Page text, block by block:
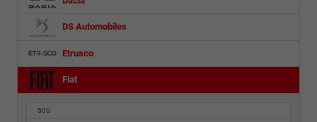
DS Automobiles
Etrusco
Fiat
500